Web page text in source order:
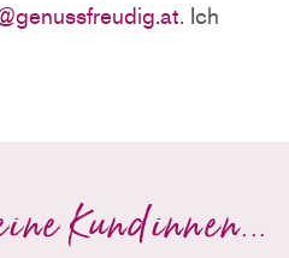
. Ich
Kundinnen...